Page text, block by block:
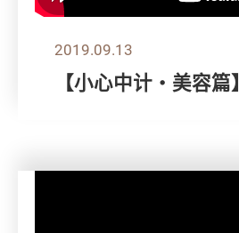
2019.09.13
【小心中计‧美容篇】